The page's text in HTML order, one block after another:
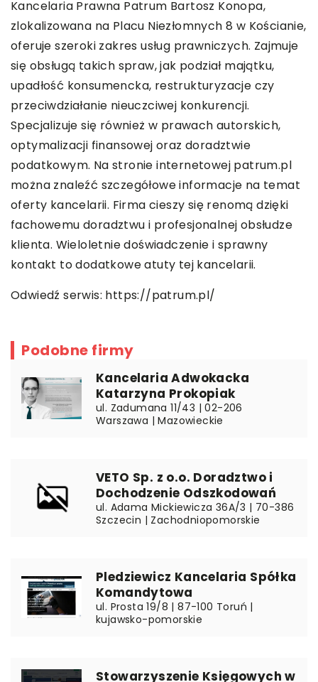
Kancelaria Prawna Patrum Bartosz Konopa,
zlokalizowana na Placu Niezłomnych 8 w Kościanie,
oferuje szeroki zakres usług prawniczych. Zajmuje
się obsługą takich spraw, jak podział majątku,
upadłość konsumencka, restrukturyzacje czy
przeciwdziałanie nieuczciwej konkurencji.
Specjalizuje się również w prawach autorskich,
optymalizacji finansowej oraz doradztwie
podatkowym. Na stronie internetowej patrum.pl
można znaleźć szczegółowe informacje na temat
oferty kancelarii. Firma cieszy się renomą dzięki
fachowemu doradztwu i profesjonalnej obsłudze
klienta. Wieloletnie doświadczenie i sprawny
kontakt to dodatkowe atuty tej kancelarii.
Odwiedź serwis: https://patrum.pl/
Podobne firmy
Kancelaria Adwokacka
Katarzyna Prokopiak
ul. Zadumana 11/43 | 02-206
Warszawa | Mazowieckie
VETO Sp. z o.o. Doradztwo i
Dochodzenie Odszkodowań
ul. Adama Mickiewicza 36A/3 | 70-386
Szczecin | Zachodniopomorskie
Pledziewicz Kancelaria Spółka
Komandytowa
ul. Prosta 19/8 | 87-100 Toruń |
kujawsko-pomorskie
Stowarzyszenie Księgowych w